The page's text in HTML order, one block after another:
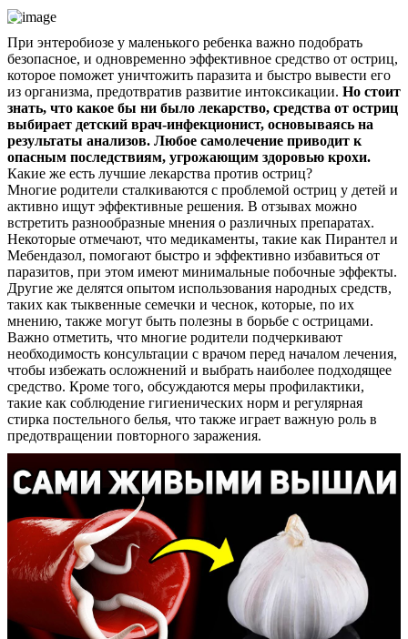
О нас
Услуги
Акции
Отзывы
Статьи
Контакты
При энтеробиозе у маленького ребенка важно подобрать
безопасное, и одновременно эффективное средство от остриц,
которое поможет уничтожить паразита и быстро вывести его
из организма, предотвратив развитие интоксикации. Но стоит
знать, что какое бы ни было лекарство, средства от остриц
выбирает детский врач-инфекционист, основываясь на
результаты анализов. Любое самолечение приводит к
опасным последствиям, угрожающим здоровью крохи.
Какие же есть лучшие лекарства против остриц?
Многие родители сталкиваются с проблемой остриц у детей и
активно ищут эффективные решения. В отзывах можно
встретить разнообразные мнения о различных препаратах.
Некоторые отмечают, что медикаменты, такие как Пирантел и
Мебендазол, помогают быстро и эффективно избавиться от
паразитов, при этом имеют минимальные побочные эффекты.
Другие же делятся опытом использования народных средств,
таких как тыквенные семечки и чеснок, которые, по их
мнению, также могут быть полезны в борьбе с острицами.
Важно отметить, что многие родители подчеркивают
необходимость консультации с врачом перед началом лечения,
чтобы избежать осложнений и выбрать наиболее подходящее
средство. Кроме того, обсуждаются меры профилактики,
такие как соблюдение гигиенических норм и регулярная
стирка постельного белья, что также играет важную роль в
предотвращении повторного заражения.